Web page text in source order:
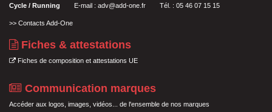
Cycle / Running E-mail : adv@add-one.fr Tél. : 05 46 07 15 15
>> Contacts Add-One
Fiches & attestations
Fiches de composition et attestations UE
Communication marques
Accéder aux logos, images, vidéos... de l'ensemble de nos marques